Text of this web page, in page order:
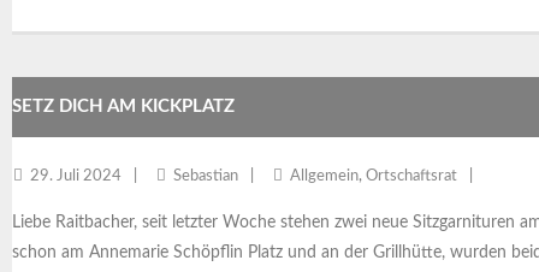
SETZ DICH AM KICKPLATZ
29. Juli 2024 Sebastian Allgemein, Ortschaftsrat
Liebe Raitbacher, seit letzter Woche stehen zwei neue Sitzgarnituren
schon am Annemarie Schöpflin Platz und an der Grillhütte, wurden